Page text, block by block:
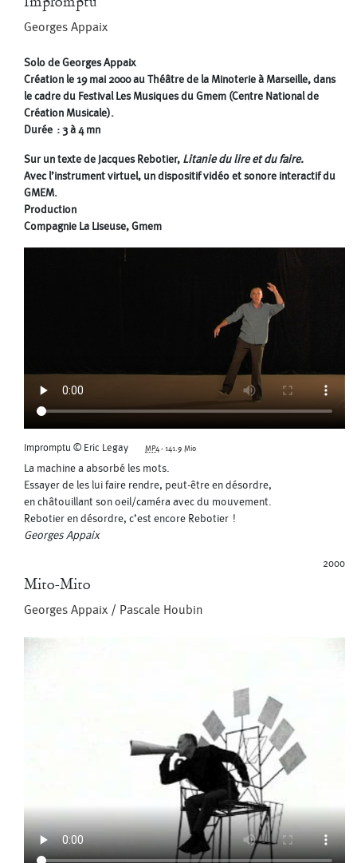
Georges Appaix
Solo de Georges Appaix
Création le 19 mai 2000 au Théâtre de la Minoterie à Marseille, dans
le cadre du Festival Les Musiques du Gmem (Centre National de
Création Musicale).
Durée : 3 à 4 mn
Sur un texte de Jacques Rebotier, Litanie du lire et du faire.
Avec l’instrument virtuel, un dispositif vidéo et sonore interactif du
GMEM.
Production
Compagnie La Liseuse, Gmem
Impromptu © Eric Legay MP4-141.9 Mio
La machine a absorbé les mots.
Essayer de les lui faire rendre, peut-être en désordre,
en châtouillant son oeil/caméra avec du mouvement.
Rebotier en désordre, c’est encore Rebotier !
Georges Appaix
2000
Mito-Mito
Georges Appaix / Pascale Houbin